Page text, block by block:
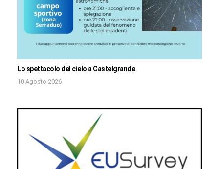
Lo spettacolo del cielo a Castelgrande
10 Agosto 2026